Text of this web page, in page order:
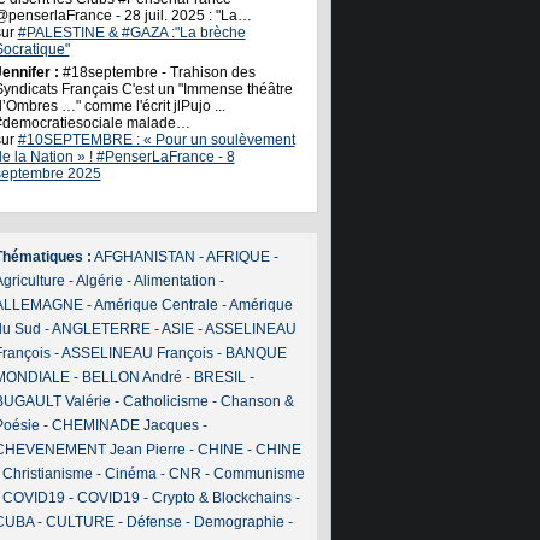
- 28 juil. 2025 : "La…
#PALESTINE & #GAZA :"La brèche
: #18septembre - Trahison des
Français C'est un "Immense théâtre
…" comme l'écrit jlPujo ...
malade…
#10SEPTEMBRE : « Pour un soulèvement
la Nation » ! #PenserLaFrance - 8
2025
: AFGHANISTAN -AFRIQUE-
-Algérie -Alimentation -
-Amérique Centrale -Amérique
Sud -ANGLETERRE-ASIE-ASSELINEAU
-ASSELINEAU François- BANQUE
- BELLON André - BRESIL-
Valérie - Catholicisme - Chanson &
- CHEMINADE Jacques-
Jean Pierre - CHINE- CHINE
Christianisme - Cinéma- CNR - Communisme
COVID19 - COVID19 - Crypto & Blockchains-
- CULTURE- Défense - Demographie -